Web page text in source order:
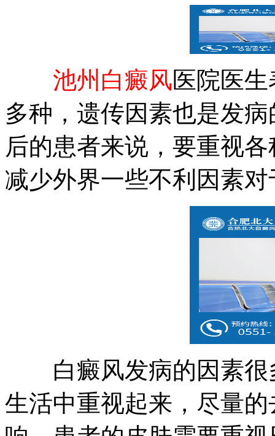
池州白癜风医院医
多种，遗传因素也是发
后的患者来说，要重视
减少外界一些不利因素
白癜风发病的因素很
生活中重视起来，尽量